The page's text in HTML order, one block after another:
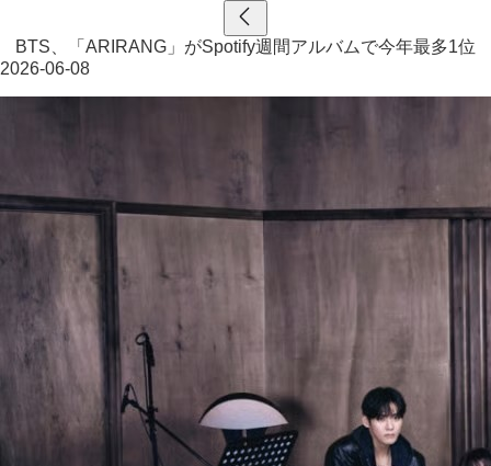
BTS、「ARIRANG」がSpotify週間アルバムで今年最多1位
2026-06-08